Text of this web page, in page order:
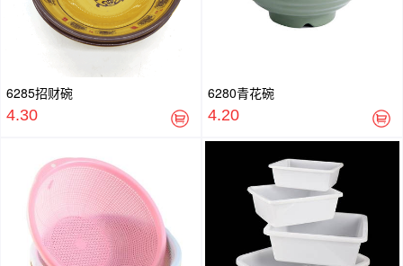
6285招财碗
4.30
6280青花碗
4.20